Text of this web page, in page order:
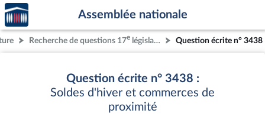
Aller au contenu
Aller en bas de la page
Accèder
à la
page
d'accueil
Assemblée nationale
Recherche de questions 17e législature Question écrite n° 3438
Question écrite n° 3438 :
Soldes d'hiver et commerces de
proximité